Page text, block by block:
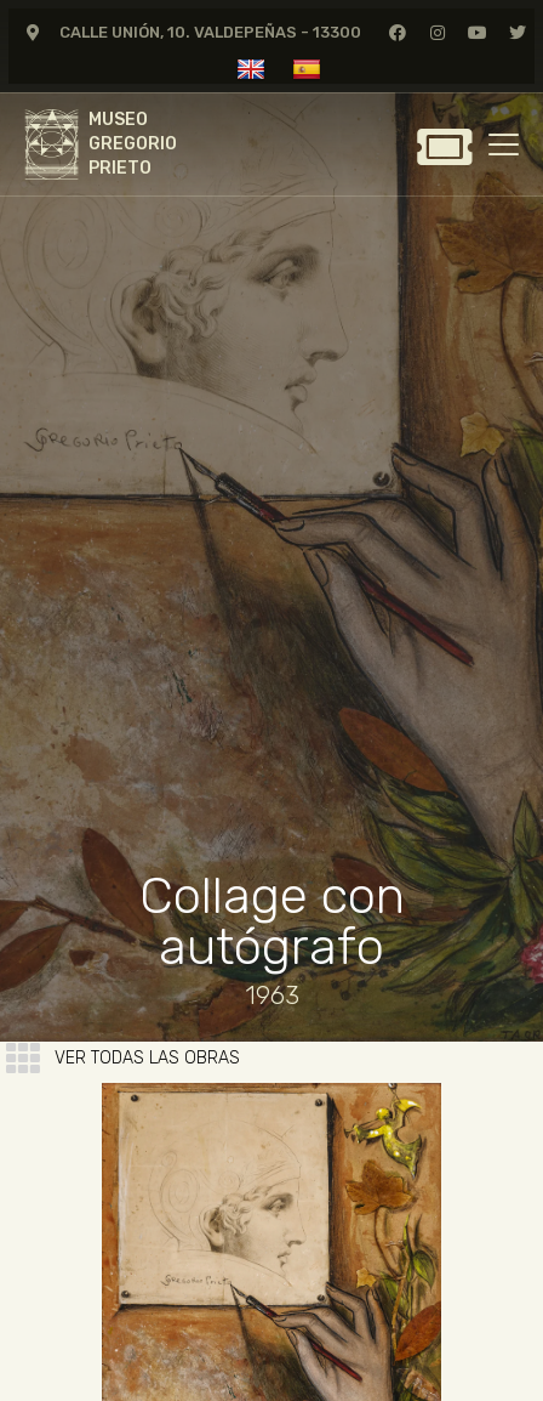
CALLE UNIÓN, 10. VALDEPEÑAS - 13300
MUSEO
GREGORIO
PRIETO
MUSEO
GREGORIO
PRIETO
GREGORIO PRIETO
ARCHIVO
CERTAMEN DE DIBUJO
FUNDACIÓN
TIENDA
NOTICIAS
Collage con
autógrafo
1963
VER TODAS LAS OBRAS